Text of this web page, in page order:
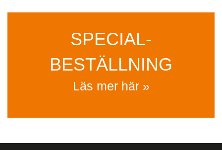
SPECIAL­
BESTÄLLNING
Läs mer här »